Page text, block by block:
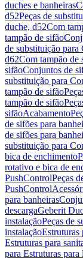
duches e banheiras
d52Peças de
duche, d52Com
tampão de sifão
de substituição para
d62Com tampão de
sifãoConjuntos de
substituição para
tampão de sifão
tampão de sifão
sifãoAcabamento
de sifões para
de sifões para
substituição para
bica de enchimento
rotativo e bica de
PushControlPeças
PushControl
para banheiras
descargaGeberit
instalaçãoPeças de
instalaçãoEstruturas
Estruturas para
para Estruturas para